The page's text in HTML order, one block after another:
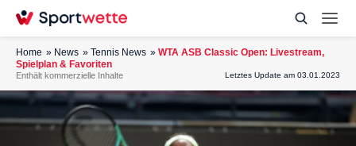
Home News Tennis News
WTA ASB Classic Open: Livestream,
Spielplan & Favoriten
Enthält kommerzielle Inhalte Letztes Update am 03.01.2023